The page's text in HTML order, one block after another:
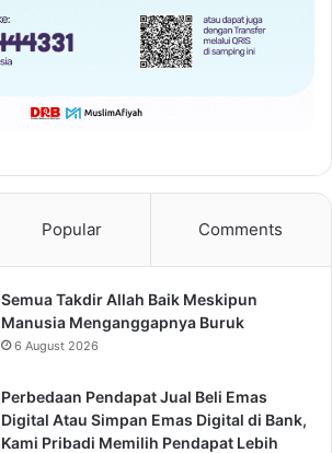
Popular Comments
Semua Takdir Allah Baik Meskipun
Manusia Menganggapnya Buruk
6 August 2026
Perbedaan Pendapat Jual Beli Emas
Digital Atau Simpan Emas Digital di Bank,
Kami Pribadi Memilih Pendapat Lebih